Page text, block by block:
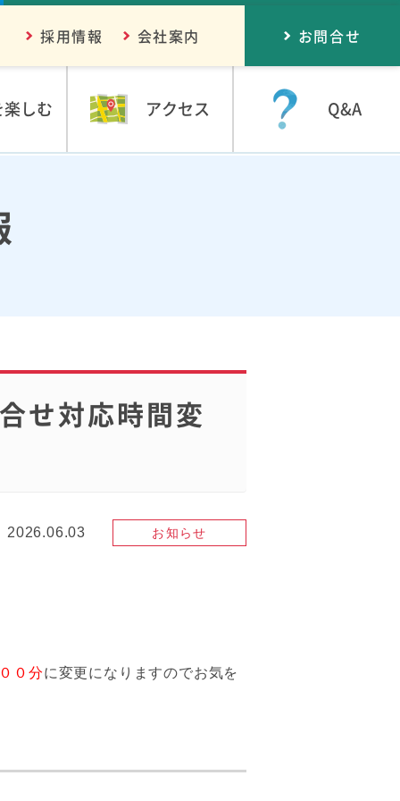
しむ アクセス Q&A
採用情報 会社案内 お問合せ
せ対応時間変
2026.06.03 お知らせ
０分に変更になりますのでお気を